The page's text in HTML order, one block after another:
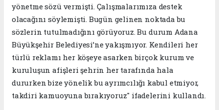
yönetme sözü vermişti. Çalışmalarımıza destek
olacağını söylemişti. Bugün gelinen noktada bu
sözlerin tutulmadığını görüyoruz. Bu durum Adana
Büyükşehir Belediyesi’ne yakışmıyor. Kendileri her
türlü reklamı her köşeye asarken birçok kurum ve
kuruluşun afişleri şehrin her tarafında hala
dururken bize yönelik bu ayrımcılığı kabul etmiyor,
takdiri kamuoyuna bırakıyoruz" ifadelerini kullandı.